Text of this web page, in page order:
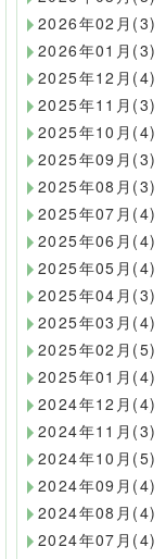
2026年02月(3)
2026年01月(3)
2025年12月(4)
2025年11月(3)
2025年10月(4)
2025年09月(3)
2025年08月(3)
2025年07月(4)
2025年06月(4)
2025年05月(4)
2025年04月(3)
2025年03月(4)
2025年02月(5)
2025年01月(4)
2024年12月(4)
2024年11月(3)
2024年10月(5)
2024年09月(4)
2024年08月(4)
2024年07月(4)